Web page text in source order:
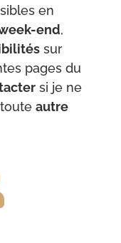
en
end,
sur
pages du
si je ne
autre